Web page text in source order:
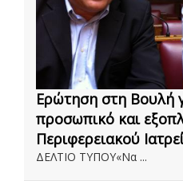
Ερώτηση στη Βουλή
προσωπικό και
Περιφερειακού
ΔΕΛΤΙΟ ΤΥΠΟΥ«Να ...